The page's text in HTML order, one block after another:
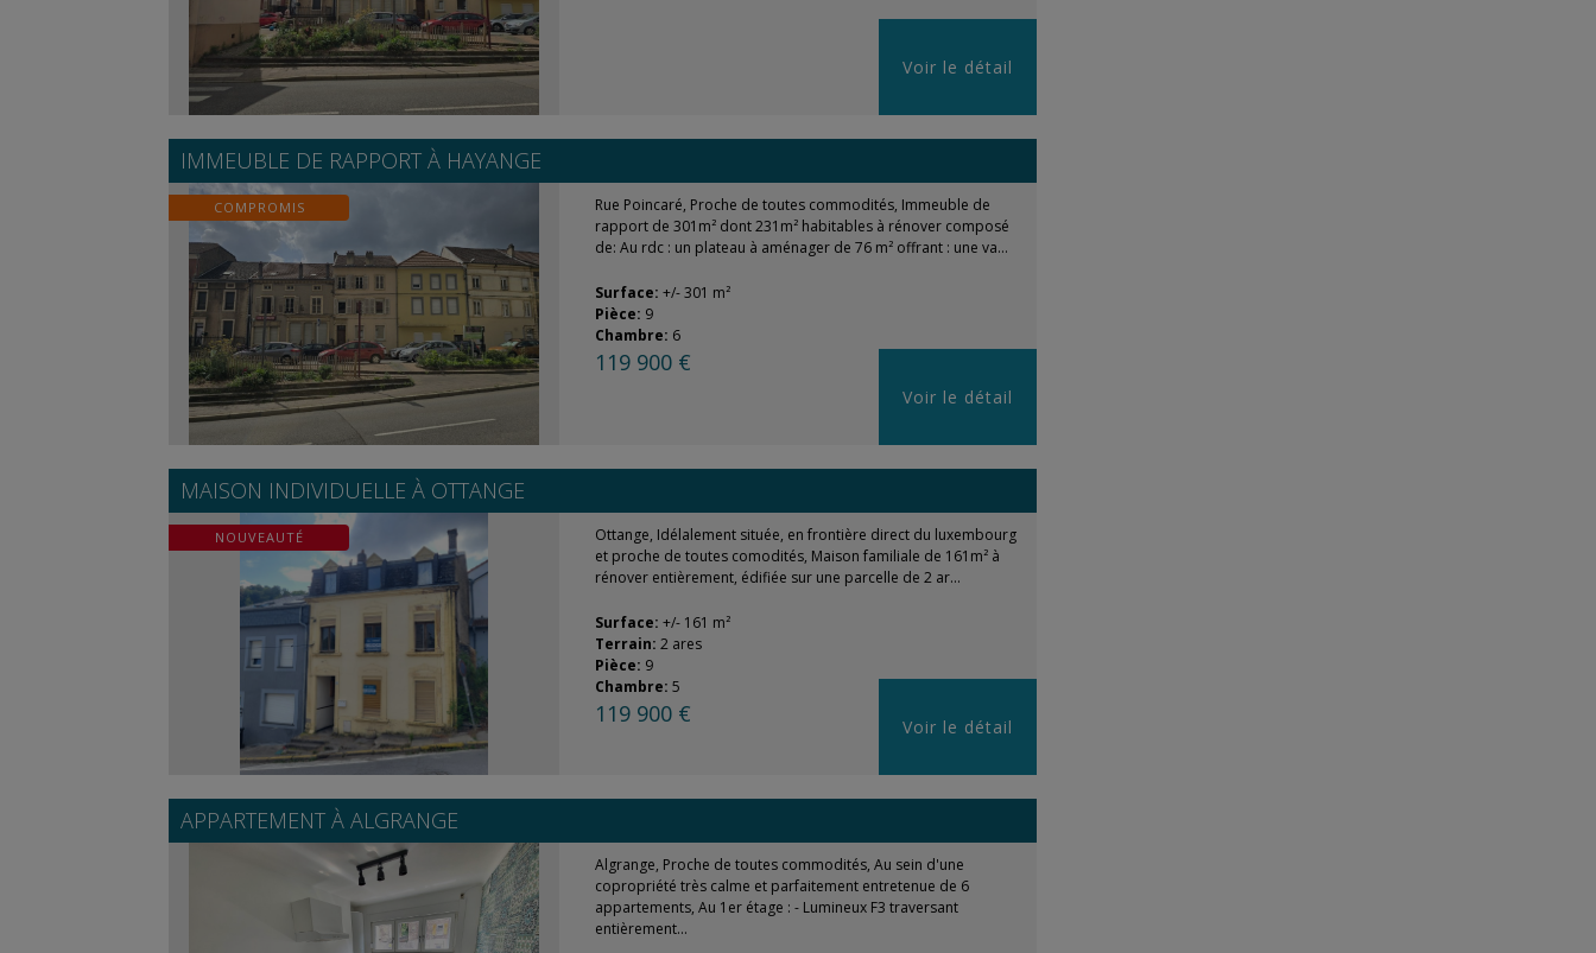
Voir le détail
IMMEUBLE DE RAPPORT À HAYANGE
COMPROMIS
Rue Poincaré, Proche de toutes commodités, Immeuble de
rapport de 301m² dont 231m² habitables à rénover composé
de: Au rdc : un plateau à aménager de 76 m² offrant : une va...
Surface: +/- 301 m²
Pièce: 9
Chambre: 6
119 900 €
Voir le détail
MAISON INDIVIDUELLE À OTTANGE
NOUVEAUTÉ
Ottange, Idélalement située, en frontière direct du luxembourg
et proche de toutes comodités, Maison familiale de 161m² à
rénover entièrement, édifiée sur une parcelle de 2 ar...
Surface: +/- 161 m²
Terrain: 2 ares
Pièce: 9
Chambre: 5
119 900 € Voir le détail
APPARTEMENT À ALGRANGE
Algrange, Proche de toutes commodités, Au sein d'une
copropriété très calme et parfaitement entretenue de 6
appartements, Au 1er étage : - Lumineux F3 traversant
entièrement...